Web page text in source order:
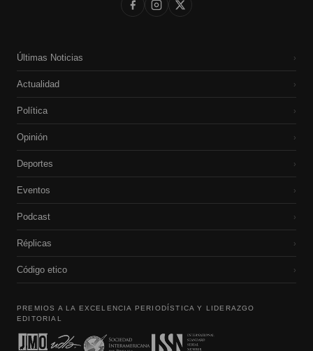
Últimas Noticias ›
Actualidad ›
Política ›
Opinión ›
Deportes ›
Eventos ›
Podcast ›
Réplicas ›
Código etico ›
PREMIOS A LA EXCELENCIA PERIODÍSTICA Y LIDERAZGO
EDITORIAL